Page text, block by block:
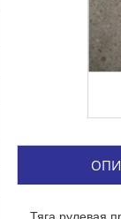
Тяга рулевая